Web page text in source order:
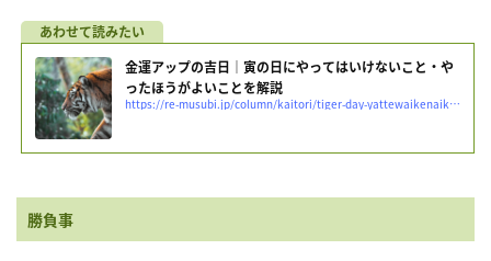
金運アップの吉日｜寅の日にやってはいけないこと・や
ったほうがよいことを解説
https://re-musubi.jp/column/kaitori/tiger-day-yattewaikenaikoto
勝負事